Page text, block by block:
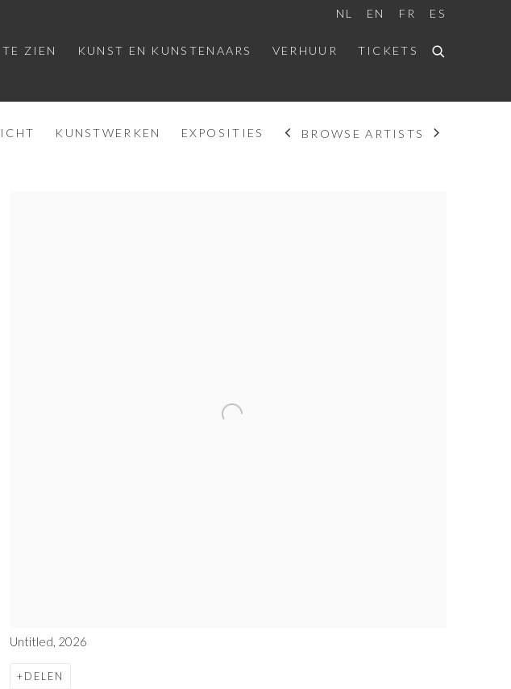
TE ZIEN KUNST EN KUNSTENAARS VERHUUR TICKETS
NL EN FR ES
KUNSTWERKEN EXPOSITIES BROWSE ARTISTS
Untitled, 2026
DELEN